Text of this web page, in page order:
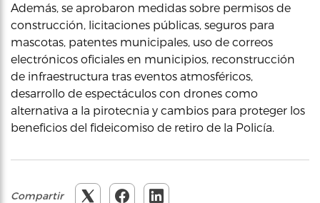
Además, se aprobaron medidas sobre permisos de
construcción, licitaciones públicas, seguros para
mascotas, patentes municipales, uso de correos
electrónicos oficiales en municipios, reconstrucción
de infraestructura tras eventos atmosféricos,
desarrollo de espectáculos con drones como
alternativa a la pirotecnia y cambios para proteger los
beneficios del fideicomiso de retiro de la Policía.
Compartir